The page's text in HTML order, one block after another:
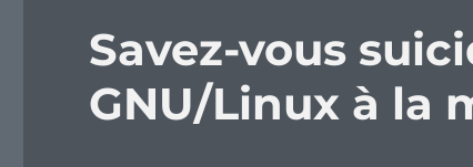
Savez-vous
GNU/Linux à la